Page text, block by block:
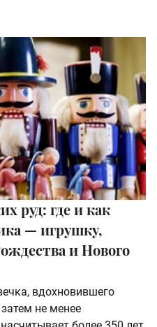
руд: где и как
— игрушку,
и Нового
вдохновившего
не менее